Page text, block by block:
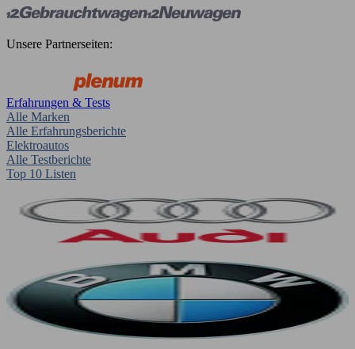
Unsere Partnerseiten:
Erfahrungen & Tests
Alle Marken
Alle Erfahrungsberichte
Elektroautos
Alle Testberichte
Top 10 Listen